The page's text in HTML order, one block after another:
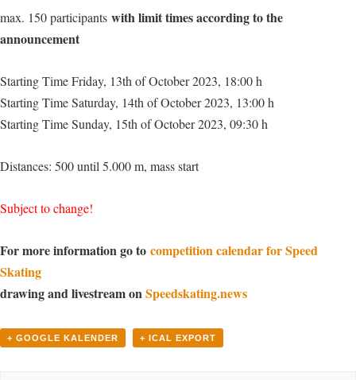
max. 150 participants with limit times according to the
announcement
Starting Time Friday, 13th of October 2023, 18:00 h
Starting Time Saturday, 14th of October 2023, 13:00 h
Starting Time Sunday, 15th of October 2023, 09:30 h
Distances: 500 until 5.000 m, mass start
Subject to change!
For more information go to competition calendar for Speed
Skating
drawing and livestream onSpeedskating.news
+ GOOGLE KALENDER + ICAL EXPORT